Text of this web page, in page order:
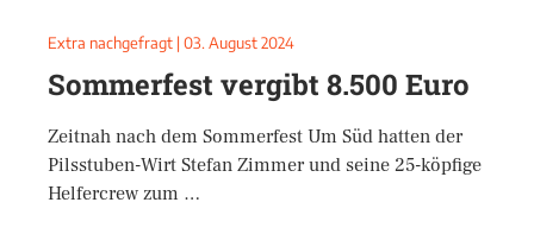
Extra nachgefragt | 03. August 2024
Sommerfest vergibt 8.500 Euro
Zeitnah nach dem Sommerfest Um Süd hatten der
Pilsstuben-Wirt Stefan Zimmer und seine 25-köpfige
Helfercrew zum …